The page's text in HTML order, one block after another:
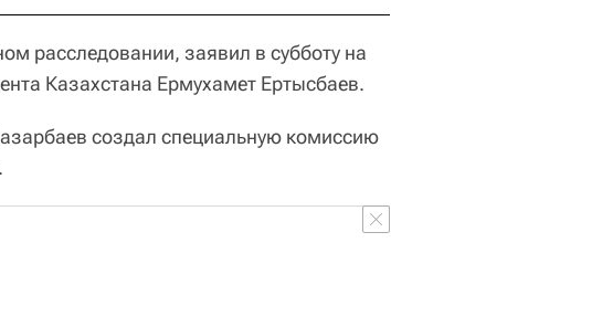
расследовании, заявил в субботу на
Казахстана Ермухамет Ертысбаев.
создал специальную комиссию